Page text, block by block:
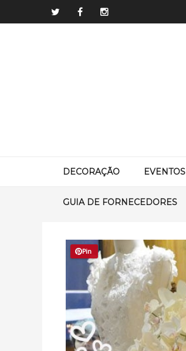
DECORAÇÃO EVENTOS
GUIA DE FORNECEDORES
Pin